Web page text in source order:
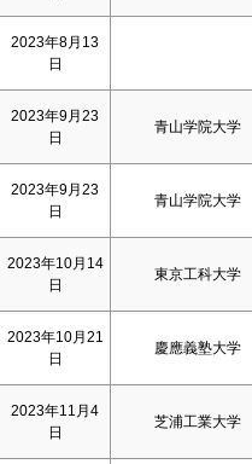
2023年8月13
日
2023年9月23
日
青山学院大学
2023年9月23
日
青山学院大学
2023年10月14
日
東京工科大学
2023年10月21
日
慶應義塾大学
2023年11月4
日
芝浦工業大学